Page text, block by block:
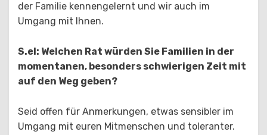
der Familie kennengelernt und wir auch im
Umgang mit Ihnen.
S.el: Welchen Rat würden Sie Familien in der
momentanen, besonders schwierigen Zeit mit
auf den Weg geben?
Seid offen für Anmerkungen, etwas sensibler im
Umgang mit euren Mitmenschen und toleranter.